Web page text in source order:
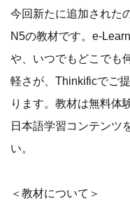
今回新たに追加された
N5の教材です。e-
や、いつでもどこでも
軽さが、Thinkificでご
ります。教材は無料体
日本語学習コンテンツ
い。
＜教材について＞